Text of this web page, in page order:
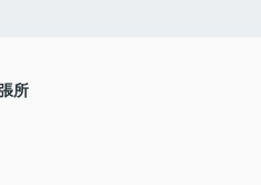
所